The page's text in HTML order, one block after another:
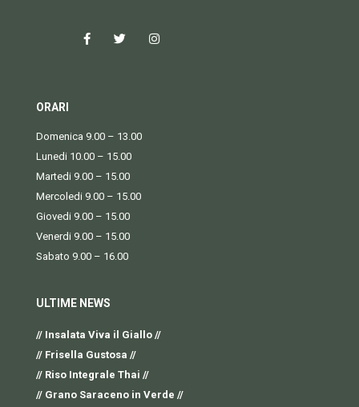
ORARI
Domenica 9.00 – 13.00
Lunedi 10.00 – 15.00
Martedi 9.00 – 15.00
Mercoledi 9.00 – 15.00
Giovedi 9.00 – 15.00
Venerdi 9.00 – 15.00
Sabato 9.00 – 16.00
ULTIME NEWS
// Insalata Viva il Giallo //
// Frisella Gustosa //
// Riso Integrale Thai //
// Grano Saraceno in Verde //